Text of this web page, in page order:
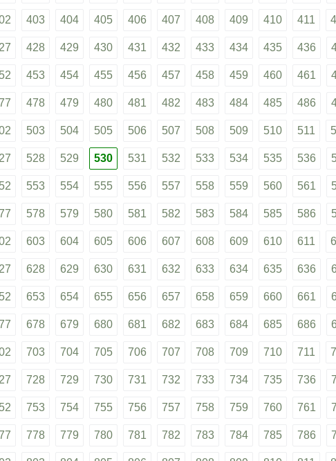
403 404 405 406 407 408 409 410 411
428 429 430 431 432 433 434 435 436
453 454 455 456 457 458 459 460 461
478 479 480 481 482 483 484 485 486
503 504 505 506 507 508 509 510 511
528 529 530 531 532 533 534 535 536
553 554 555 556 557 558 559 560 561
578 579 580 581 582 583 584 585 586
603 604 605 606 607 608 609 610 611
628 629 630 631 632 633 634 635 636
653 654 655 656 657 658 659 660 661
678 679 680 681 682 683 684 685 686
703 704 705 706 707 708 709 710 711
728 729 730 731 732 733 734 735 736
753 754 755 756 757 758 759 760 761
778 779 780 781 782 783 784 785 786